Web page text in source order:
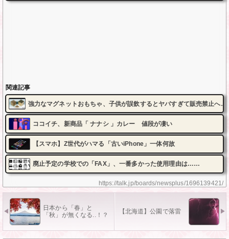
https://talk.jp/boards/newsplus/1696139421/
関連記事
強力なマグネットおもちゃ、子供が誤飲するとヤバすぎて販売禁止へ
ココイチ、新商品「 ナナシ 」カレー 値段が凄い
【スマホ】Z世代がハマる「古いiPhone」一体何故
廃止予定の学校での「FAX」、一番多かった使用理由は……
日本から「春」と
「秋」が無くなる..！？
【北海道】公園で落雷